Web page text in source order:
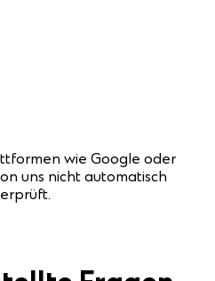
wie Google oder
uns nicht automatisch